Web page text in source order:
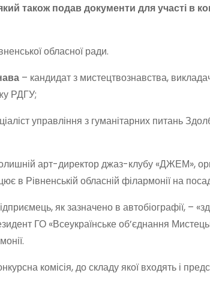
також подав документи для участі в
обласної ради.
– кандидат з мистецтвознавства,
РДГУ;
управління з гуманітарних питань
арт-директор джаз-клубу «ДЖЕМ»,
в Рівненській обласній філармонії на
як зазначено в автобіографії, –
ГО «Всеукраїнське об’єднання
комісія, до складу якої входять і